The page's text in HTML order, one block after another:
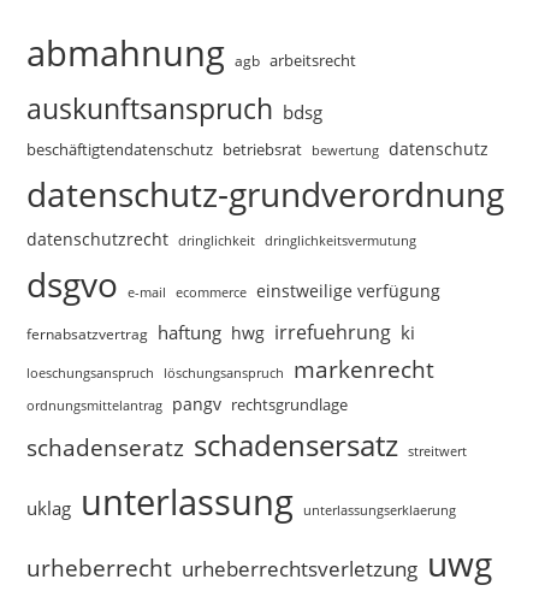
abmahnung agb arbeitsrecht
auskunftsanspruch bdsg
beschäftigtendatenschutz betriebsrat bewertung datenschutz
datenschutz-grundverordnung
datenschutzrecht dringlichkeit dringlichkeitsvermutung
dsgvo e-mail ecommerce einstweilige verfügung
fernabsatzvertrag haftung hwg irrefuehrung ki
loeschungsanspruch löschungsanspruch markenrecht
ordnungsmittelantrag pangv rechtsgrundlage
schadenseratz schadensersatz streitwert
uklag unterlassung unterlassungserklaerung
urheberrecht urheberrechtsverletzung uwg